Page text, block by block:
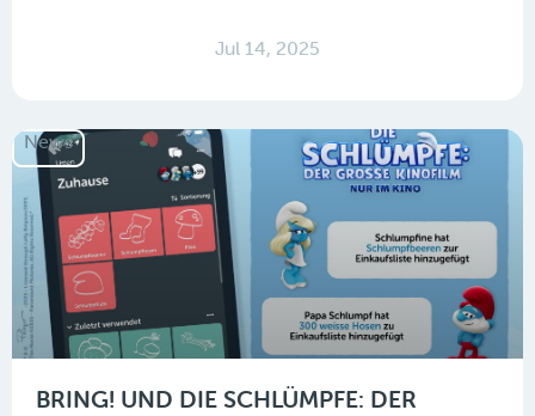
Jul 14, 2025
News
BRING! UND DIE SCHLÜMPFE: DER